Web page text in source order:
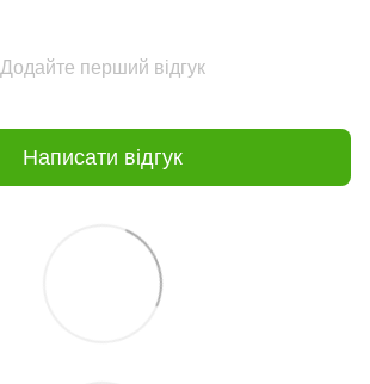
Додайте перший відгук
Написати відгук